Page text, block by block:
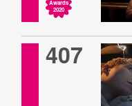
Awards
2020
407